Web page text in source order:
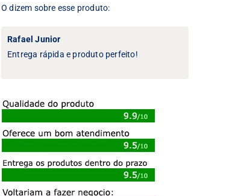
O dizem sobre esse produto:
Rafael Junior
Entrega rápida e produto perfeito!